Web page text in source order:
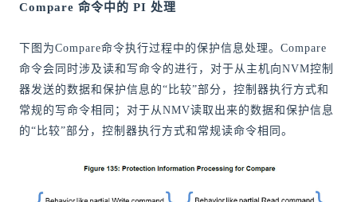
Compare 命令中的 PI 处理
下图为Compare命令执行过程中的保护信息处理。Compare
命令会同时涉及读和写命令的进行，对于从主机向NVM控制
器发送的数据和保护信息的“比较”部分，控制器执行方式和
常规的写命令相同；对于从NMV读取出来的数据和保护信息
的“比较”部分，控制器执行方式和常规读命令相同。